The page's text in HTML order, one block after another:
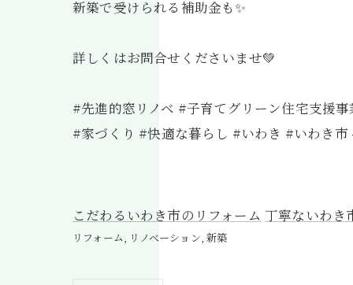
新築で受けられる補助金も✨
詳しくはお問合せくださいませ💚
#先進的窓リノベ #子育てグリーン住宅支援
#家づくり #快適な暮らし #いわき #いわき
こだわるいわき市のリフォーム 丁寧ないわき
リフォーム リノベーション 新築